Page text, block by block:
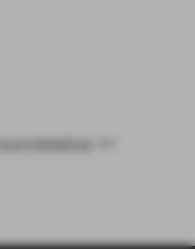
successiva >>